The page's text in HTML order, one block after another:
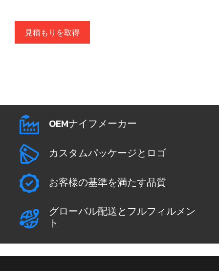
見積もりを取得
OEMナイフメーカー
カスタムパッケージとロゴ
お客様の基準を満たす品質
グローバル配送とフルフィルメン
ト